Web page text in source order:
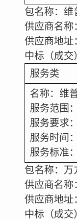
包名称：维
供应商名称
供应商地址
中标（成交
服务类
名称：维
服务范围
服务要求
服务时间
服务标准
包名称：万
供应商名称
供应商地址
中标（成交